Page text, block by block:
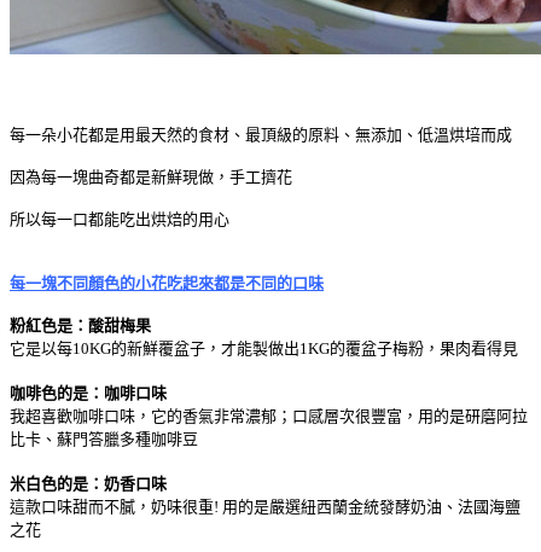
每一朵小花都是用最天然的食材、最頂級的原料、無添加、低溫烘培而成
因為每一塊曲奇都是新鮮現做，手工擠花
所以每一口都能吃出烘焙的用心
每一塊不同顏色的小花吃起來都是不同的口味
粉紅色是：酸甜梅果
它是以每10KG的新鮮覆盆子，才能製做出1KG的覆盆子梅粉，果肉看得見
咖啡色的是：咖啡口味
我超喜歡咖啡口味，它的香氣非常濃郁；口感層次很豐富，用的是研磨阿拉
比卡、蘇門答臘多種咖啡豆
米白色的是：奶香口味
這款口味甜而不膩，奶味很重! 用的是嚴選紐西蘭金統發酵奶油、法國海鹽
之花